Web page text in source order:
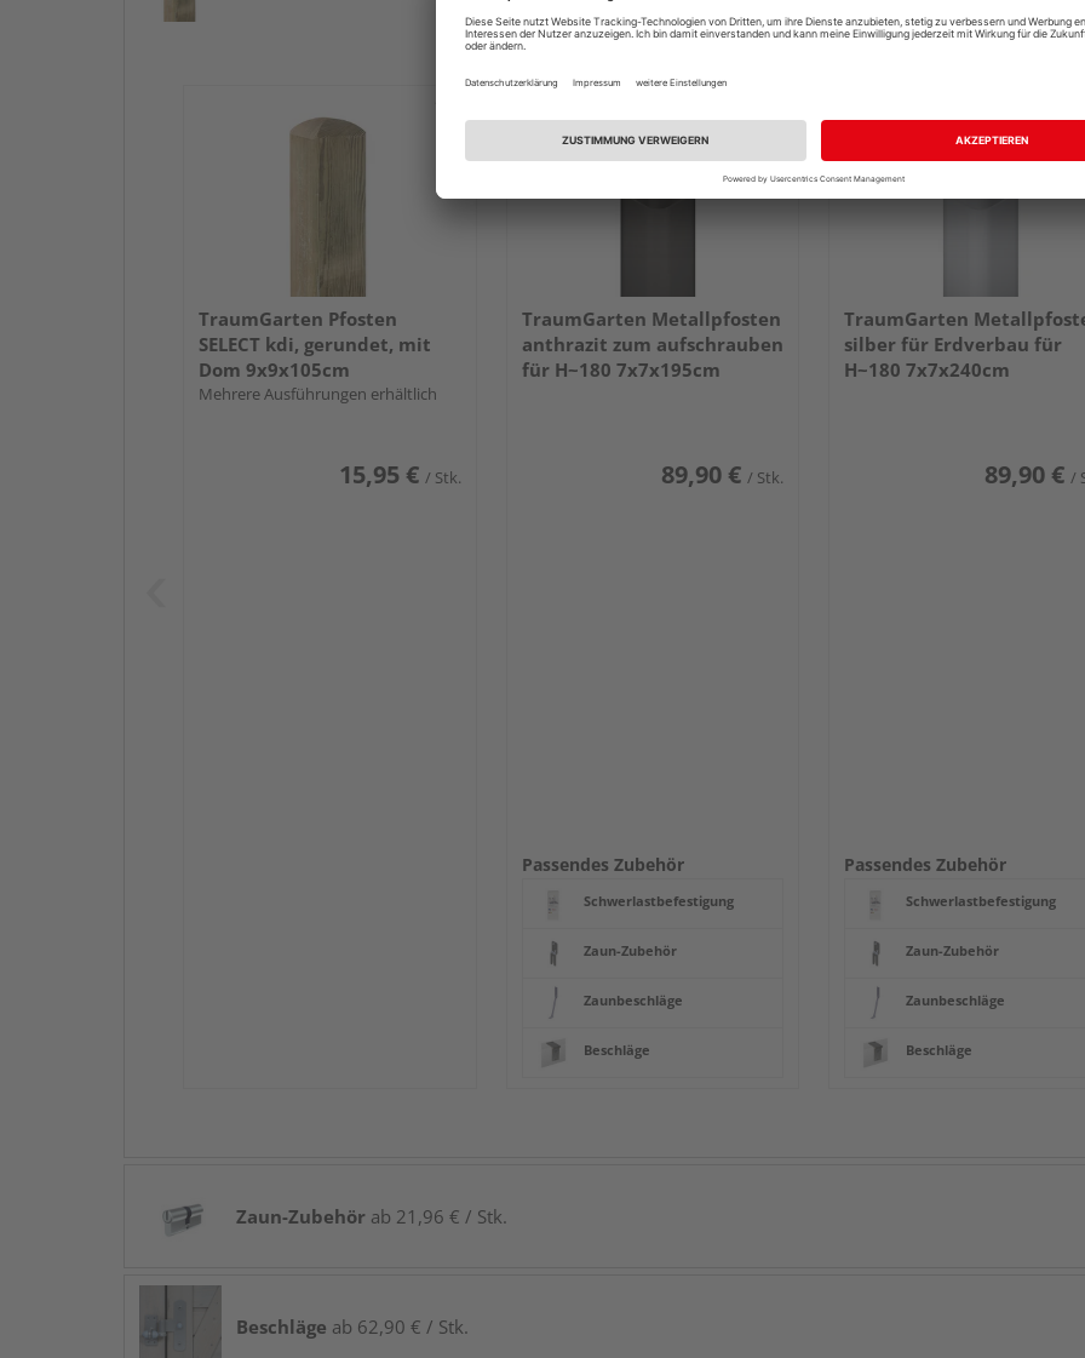
TraumGarten Pfosten
SELECT kdi, gerundet, mit
Dom 9x9x105cm
Mehrere Ausführungen erhältlich
15,95 € / Stk.
TraumGarten Metallpfosten
anthrazit zum aufschrauben
für H~180 7x7x195cm
89,90 € / Stk.
Passendes Zubehör
Schwerlastbefestigung
Zaun-Zubehör
Zaunbeschläge
Beschläge
TraumGarten
silber für Erdverbau für
H~180 7x7x240cm
89,90 € /
Passendes Zubehör
Schwerlastbefestigung
Zaun-Zubehör
Zaunbeschläge
Beschläge
Zaun-Zubehör ab 21,96 € / Stk.
Beschläge ab 62,90 € / Stk.